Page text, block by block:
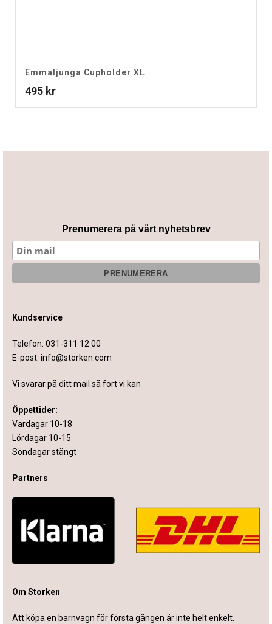
Emmaljunga Cupholder XL
495 kr
Prenumerera på vårt nyhetsbrev
Kundservice
Telefon: 031-311 12 00
E-post: info@storken.com
Vi svarar på ditt mail så fort vi kan
Öppettider:
Vardagar 10-18
Lördagar 10-15
Söndagar stängt
Partners
Om Storken
Att köpa en barnvagn för första gången är inte helt enkelt.